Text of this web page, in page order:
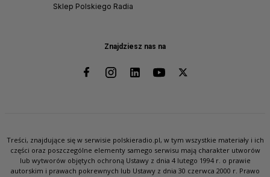
Znajdziesz nas na
Sklep Polskiego Radia
Treści, znajdujące się w serwisie polskieradio.pl, w tym wszystkie materiały i ich
części oraz poszczególne elementy samego serwisu mają charakter utworów
lub wytworów objętych ochroną Ustawy z dnia 4 lutego 1994 r. o prawie
autorskim i prawach pokrewnych lub Ustawy z dnia 30 czerwca 2000 r. Prawo